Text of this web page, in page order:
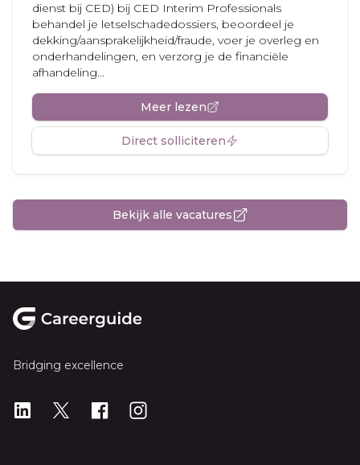
dienst bij CED) bij CED Interim Professionals
behandel je letselschadedossiers, beoordeel je
dekking/aansprakelijkheid/fraude, voer je overleg en
onderhandelingen, en verzorg je de financiële
afhandeling...
Meer lezen
Direct solliciteren
Bekijk alle vacatures
Bridging excellence
LinkedIn
X Instagram